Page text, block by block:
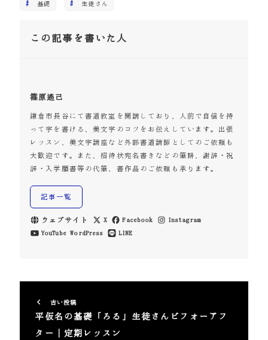
基礎 生徒さん
この記事を書いた人
篠原遙己
鎌倉市長谷にて書道教室を開講しており、人前で自信を持
って字を書ける、美文字のコツをお伝えしています。出張
レッスン、美文字講座など外部書道講師としてのご依頼も
大歓迎です。また、招待状宛名書きなどの筆耕、謝辞・祝
辞・入学願書等の代筆、書作品のご依頼も承ります。
記事一覧
ウェブサイト X Facebook
Instagram
YouTube WordPress LINE
古い投稿
平仮名の基礎「ろる」生徒さんビフォーアフ
ター｜定期レッスン